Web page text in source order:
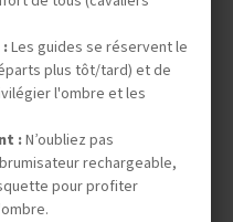
du Nord
le désert
Les guides se réservent le
plus tôt/tard) et de
l'ombre et les
:N’oubliez pas
rechargeable,
pour profiter